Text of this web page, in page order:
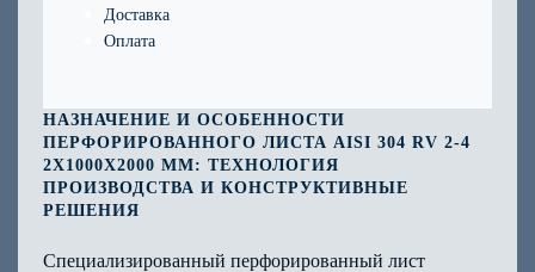
Доставка
Оплата
НАЗНАЧЕНИЕ И ОСОБЕННОСТИ
ПЕРФОРИРОВАННОГО ЛИСТА AISI 304 RV 2-4
2Х1000Х2000 ММ: ТЕХНОЛОГИЯ
ПРОИЗВОДСТВА И КОНСТРУКТИВНЫЕ
РЕШЕНИЯ
Специализированный перфорированный лист